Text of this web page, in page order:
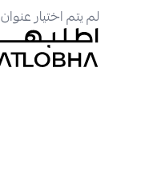
لم يتم اختيار عنوان